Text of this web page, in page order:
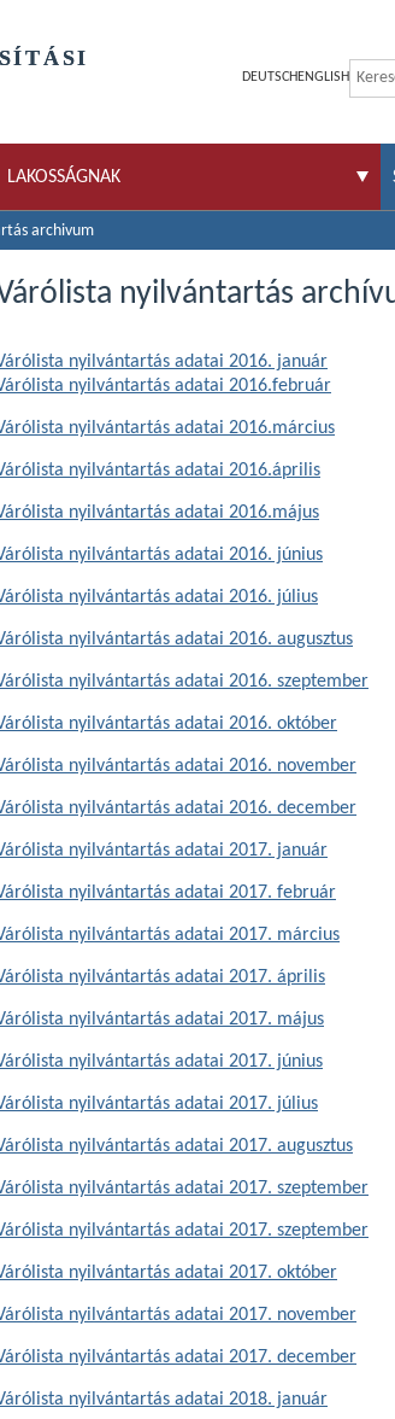
DEUTSCH ENGLISH
LAKOSSÁGNAK
archivum
nyilvántartás
nyilvántartás adatai 2016. január
nyilvántartás adatai 2016.február
nyilvántartás adatai 2016.március
nyilvántartás adatai 2016.április
nyilvántartás adatai 2016.május
nyilvántartás adatai 2016. június
nyilvántartás adatai 2016. július
nyilvántartás adatai 2016. augusztus
nyilvántartás adatai 2016. szeptember
nyilvántartás adatai 2016. október
nyilvántartás adatai 2016. november
nyilvántartás adatai 2016. december
nyilvántartás adatai 2017. január
nyilvántartás adatai 2017. február
nyilvántartás adatai 2017. március
nyilvántartás adatai 2017. április
nyilvántartás adatai 2017. május
nyilvántartás adatai 2017. június
nyilvántartás adatai 2017. július
nyilvántartás adatai 2017. augusztus
nyilvántartás adatai 2017. szeptember
nyilvántartás adatai 2017. szeptember
nyilvántartás adatai 2017. október
nyilvántartás adatai 2017. november
nyilvántartás adatai 2017. december
nyilvántartás adatai 2018. január